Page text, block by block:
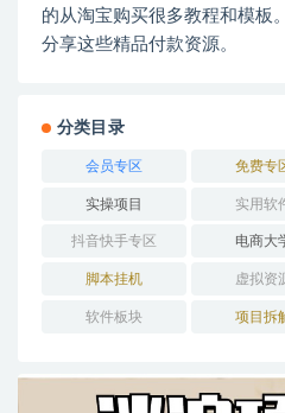
的从淘宝购买很多教程和模板
分享这些精品付款资源。
分类目录
会员专区 免费专
实操项目 实用软
抖音快手专区 电商大
脚本挂机 虚拟资
软件板块 项目拆